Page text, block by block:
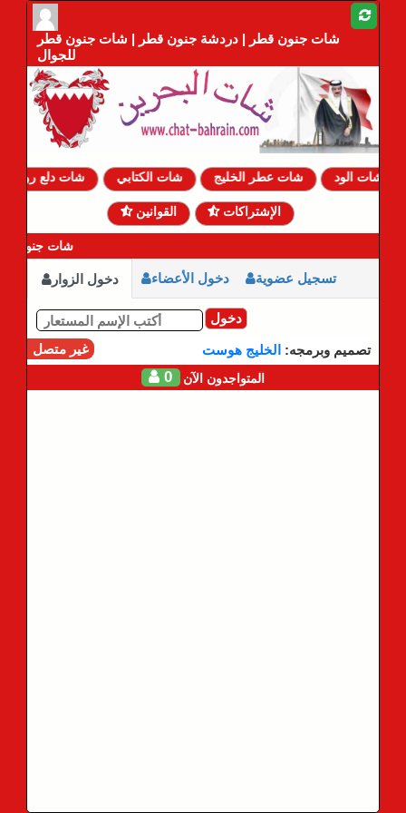
شات جنون قطر | دردشة جنون قطر | شات جنون قطر
للجوال
شات دلع روحي شات الكتابي شات عطر الخليج شات الود
القوانين الإشتراكات
شات جنون
دخول الزوار دخول الأعضاء تسجيل عضوية
دخول
غير متصل
تصميم وبرمجه: الخليج هوست
0 المتواجدون الآن